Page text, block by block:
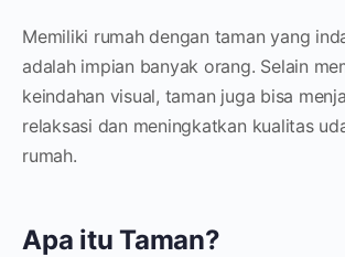
Memiliki rumah dengan taman yang
adalah impian banyak orang. Selain
keindahan visual, taman juga bisa
relaksasi dan meningkatkan kualitas
rumah.
Apa itu Taman?